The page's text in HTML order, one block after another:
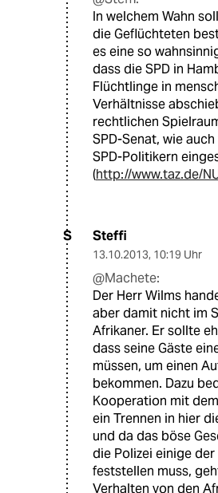
In welchem Wahn
die Geflüchteten
es eine so
dass die SPD in
Flüchtlinge in
Verhältnisse
rechtlichen
SPD-Senat, wie
SPD-Politikern
(http://www.taz.de/
S Steffi
13.10.2013, 10:19 Uhr
@Machete:
Der Herr Wilms
aber damit nicht im
Afrikaner. Er sollte
dass seine Gäste
müssen, um einen
bekommen. Dazu
Kooperation mit
ein Trennen in hier
und da das böse
die Polizei einige
feststellen muss,
Verhalten von den